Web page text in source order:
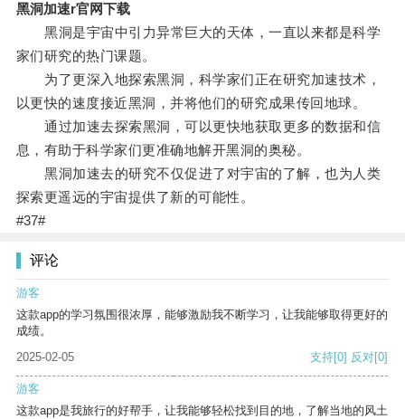
黑洞加速r官网下载
黑洞是宇宙中引力异常巨大的天体，一直以来都是科学
家们研究的热门课题。
为了更深入地探索黑洞，科学家们正在研究加速技术，
以更快的速度接近黑洞，并将他们的研究成果传回地球。
通过加速去探索黑洞，可以更快地获取更多的数据和信
息，有助于科学家们更准确地解开黑洞的奥秘。
黑洞加速去的研究不仅促进了对宇宙的了解，也为人类
探索更遥远的宇宙提供了新的可能性。
#37#
评论
游客
这款app的学习氛围很浓厚，能够激励我不断学习，让我能够取得更好的
成绩。
2025-02-05
支持[0] 反对[0]
游客
这款app是我旅行的好帮手，让我能够轻松找到目的地，了解当地的风土